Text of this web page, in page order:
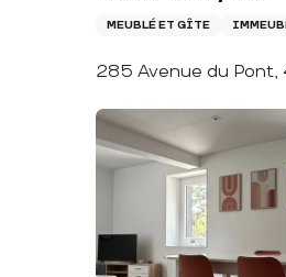
MEUBLÉ ET GÎTE
285 Avenue du Pont,